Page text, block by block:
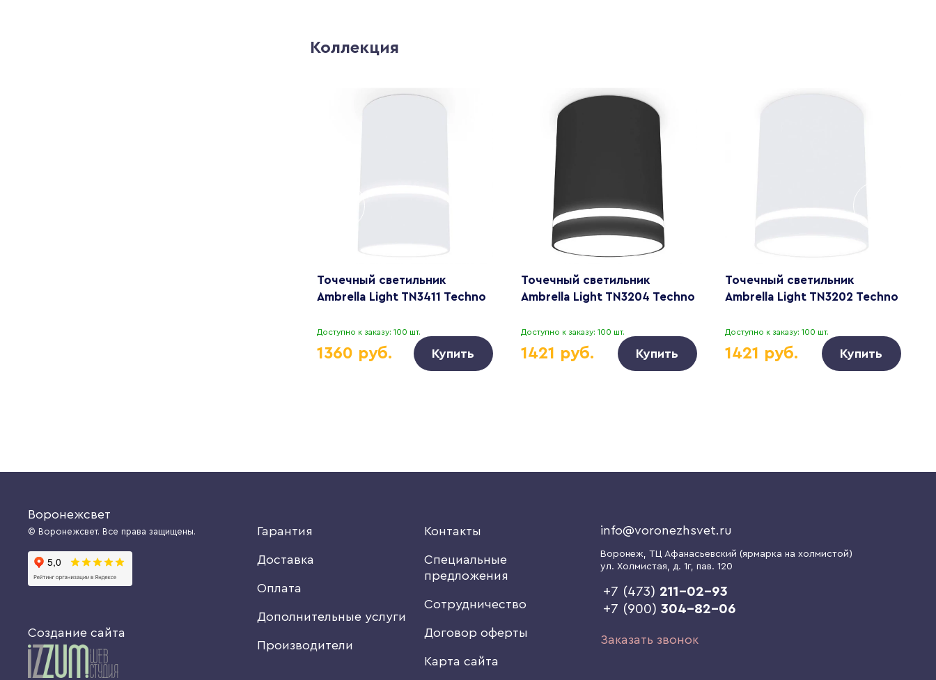
Коллекция
Точечный светильник
Ambrella Light TN3411 Techno
Доступно к заказу: 100 шт.
1360 руб. Купить
Точечный светильник
Ambrella Light TN3204 Techno
Доступно к заказу: 100 шт.
1421 руб. Купить
Точечный светильник
Ambrella Light TN3202 Techno
Доступно к заказу: 100 шт.
1421 руб. Купить
Воронежсвет
© Воронежсвет. Все права защищены.
Создание сайта
Гарантия
Доставка
Оплата
Дополнительные услуги
Производители
Контакты
Специальные
предложения
Сотрудничество
Договор оферты
Карта сайта
info@voronezhsvet.ru
Воронеж, ТЦ Афанасьевский (ярмарка на холмистой)
ул. Холмистая, д. 1г, пав. 120
+7 (473) 211-02-93
+7 (900) 304-82-06
Заказать звонок